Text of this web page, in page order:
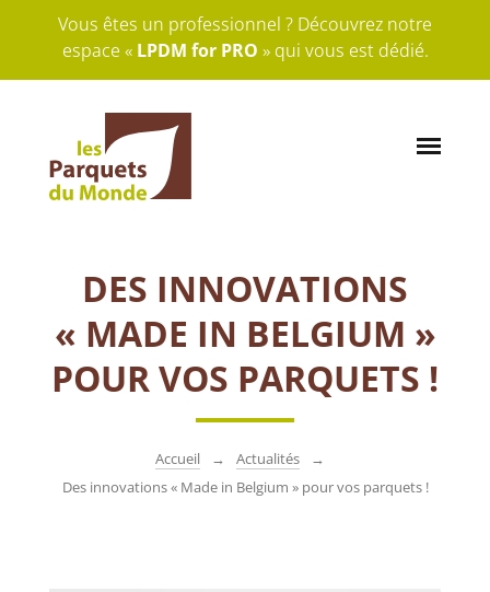
Vous êtes un professionnel ? Découvrez notre
espace « LPDM for PRO » qui vous est dédié.
DES INNOVATIONS
« MADE IN BELGIUM »
POUR VOS PARQUETS !
Accueil
Actualités
Des innovations « Made in Belgium » pour vos parquets !